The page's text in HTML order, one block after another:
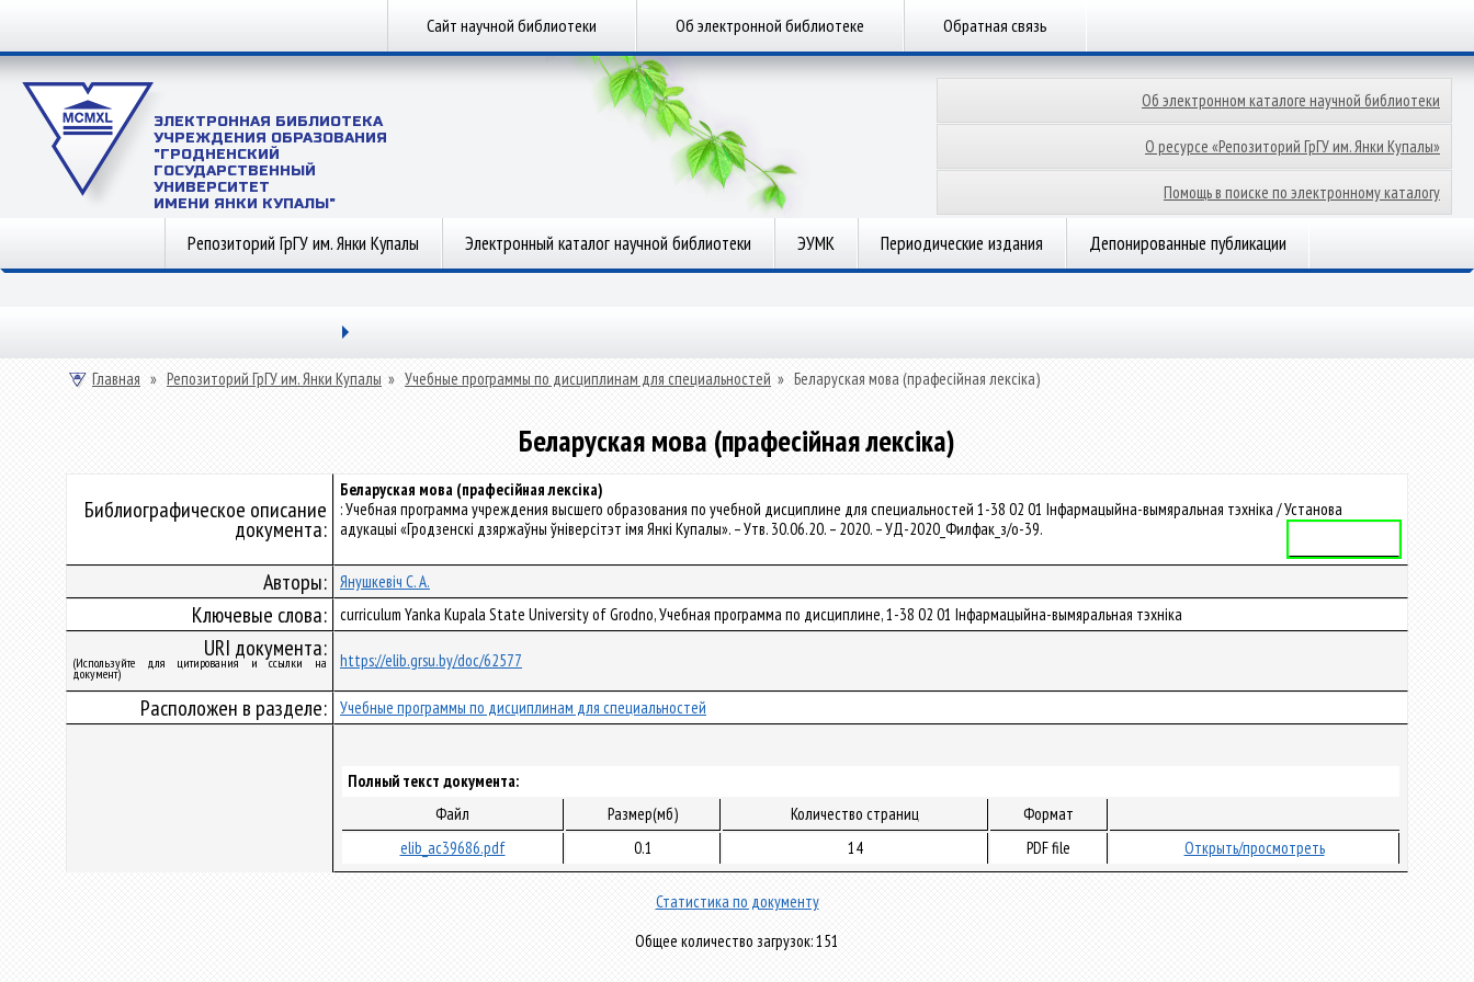
Сайт научной библиотеки Об электронной библиотеке Обратная связь
ЭЛЕКТРОННАЯ БИБЛИОТЕКА
УЧРЕЖДЕНИЯ ОБРАЗОВАНИЯ
"ГРОДНЕНСКИЙ
ГОСУДАРСТВЕННЫЙ
УНИВЕРСИТЕТ
ИМЕНИ ЯНКИ КУПАЛЫ"
Об электронном каталоге научной библиотеки
О ресурсе «Репозиторий ГрГУ им. Янки Купалы»
Помощь в поиске по электронному каталогу
Репозиторий ГрГУ им. Янки Купалы Электронный каталог научной библиотеки ЭУМК Периодические издания Депонированные публикации
Главная » Репозиторий ГрГУ им. Янки Купалы » Учебные программы по дисциплинам для специальностей » Беларуская мова (прафесійная лексіка)
Беларуская мова (прафесійная лексіка)
Библиографическое описание
документа:
Беларуская мова (прафесійная лексіка)
: Учебная программа учреждения высшего образования по учебной дисциплине для специальностей 1-38 02 01 Інфармацыйна-вымяральная тэхніка / Установа
адукацыі «Гродзенскі дзяржаўны ўніверсітэт імя Янкі Купалы». – Утв. 30.06.20. – 2020. – УД-2020_Филфак_з/о-39.
Авторы: Янушкевіч С. А.
Ключевые слова: curriculum Yanka Kupala State University of Grodno, Учебная программа по дисциплине, 1-38 02 01 Інфармацыйна-вымяральная тэхніка
URI документа:
(Используйте для цитирования и ссылки на
документ)
https://elib.grsu.by/doc/62577
Расположен в разделе: Учебные программы по дисциплинам для специальностей
Полный текст документа:
Файл
Размер(мб) Количество страниц
Формат
elib_ac39686.pdf
0.1 14 PDF file Открыть/просмотреть
Статистика по документу
Общее количество загрузок: 151